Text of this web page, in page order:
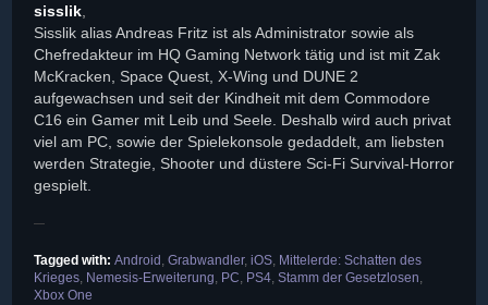
sisslik
Sisslik alias Andreas Fritz ist als Administrator sowie als
Chefredakteur im HQ Gaming Network tätig und ist mit Zak
McKracken, Space Quest, X-Wing und DUNE 2
aufgewachsen und seit der Kindheit mit dem Commodore
C16 ein Gamer mit Leib und Seele. Deshalb wird auch privat
viel am PC, sowie der Spielekonsole gedaddelt, am liebsten
werden Strategie, Shooter und düstere Sci-Fi Survival-Horror
gespielt.
Tagged with: Android Grabwandler, iOS Mittelerde: Schatten des
Krieges Nemesis-Erweiterung PC PS4 Stamm der Gesetzlosen
Xbox One